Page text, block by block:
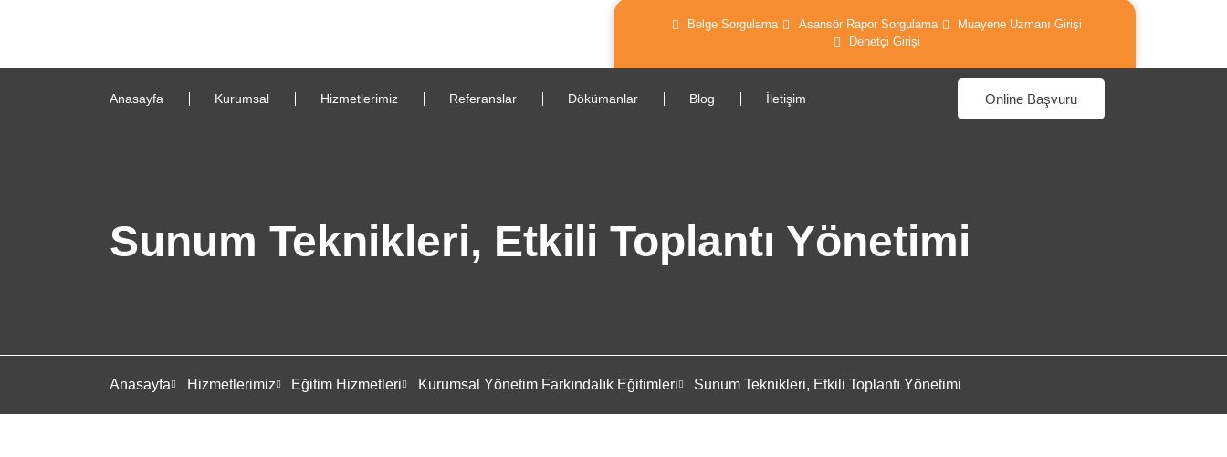
0 216 550 81 81 info@mscbelgelendirme.com.tr
Belge Sorgulama Asansör Rapor Sorgulama
Muayene Uzmanı Girişi
Denetçi Girişi
Anasayfa Kurumsal Hizmetlerimiz Referanslar Dökümanlar Blog İletişim Online Başvuru
Sunum Teknikleri, Etkili Toplantı Yönetimi
Anasayfa Hizmetlerimiz Eğitim Hizmetleri Kurumsal Yönetim Farkındalık Eğitimleri Sunum Teknikleri, Etkili Toplantı Yönetimi